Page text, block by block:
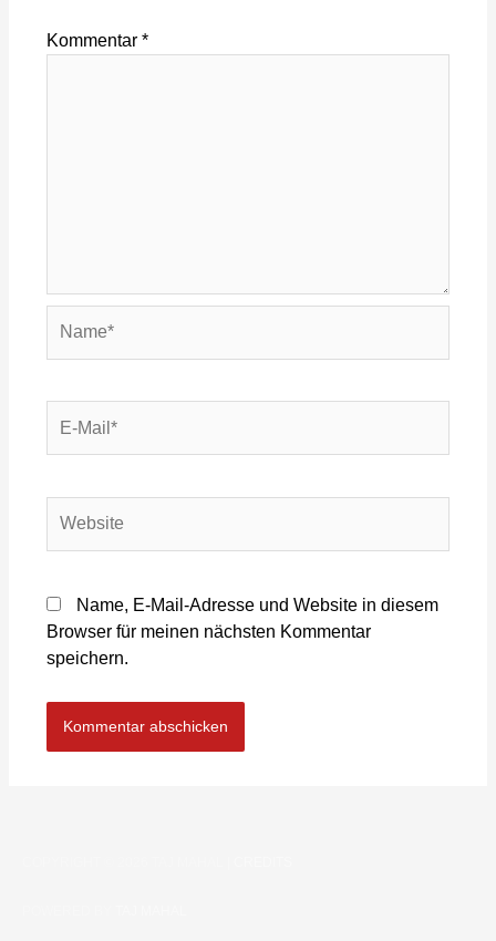
Kommentar *
Name, E-Mail-Adresse und Website in diesem
Browser für meinen nächsten Kommentar
speichern.